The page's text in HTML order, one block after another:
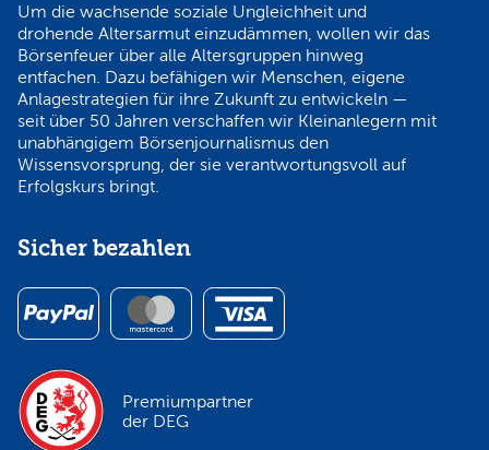
Um die wachsende soziale Ungleichheit und
drohende Altersarmut einzudämmen, wollen wir das
Börsenfeuer über alle Altersgruppen hinweg
entfachen. Dazu befähigen wir Menschen, eigene
Anlagestrategien für ihre Zukunft zu entwickeln —
seit über 50 Jahren verschaffen wir Kleinanlegern mit
unabhängigem Börsenjournalismus den
Wissensvorsprung, der sie verantwortungsvoll auf
Erfolgskurs bringt.
Sicher bezahlen
Premiumpartner
der DEG